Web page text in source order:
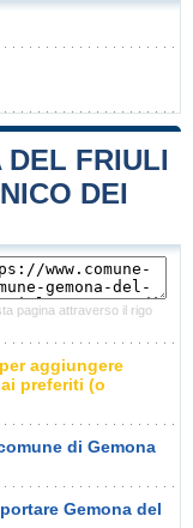
DEL FRIULI
DEI
pagina attraverso il rigo
aggiungere
preferiti (o
di Gemona
Gemona del